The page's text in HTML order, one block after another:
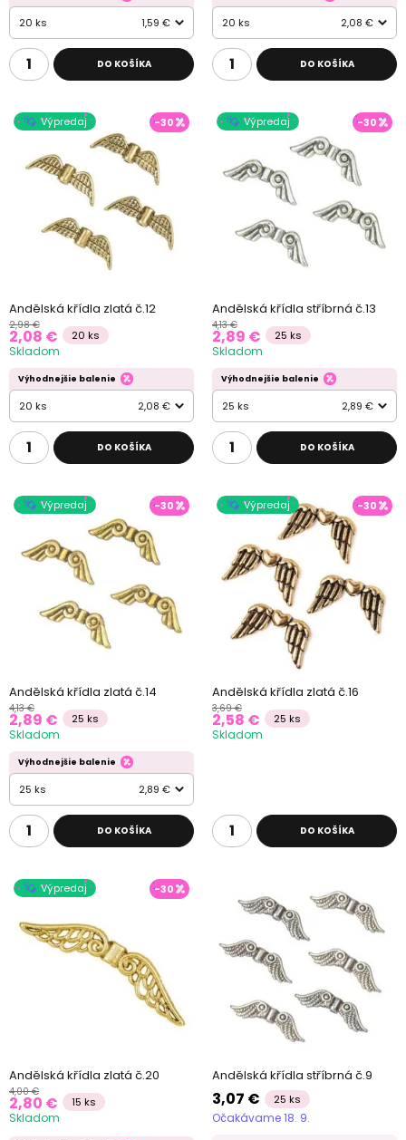
20 ks 1,59 €
DO KOŠÍKA
20 ks 2,08 €
DO KOŠÍKA
Výpredaj -30
Andělská křídla zlatá č.12
2,98 €
2,08 € 20 ks
Skladom
Výhodnejšie balenie
20 ks 2,08 €
DO KOŠÍKA
Výpredaj -30
Andělská křídla stříbrná č.13
4,13 €
2,89 € 25 ks
Skladom
Výhodnejšie balenie
25 ks 2,89 €
DO KOŠÍKA
Výpredaj -30
Andělská křídla zlatá č.14
4,13 €
2,89 € 25 ks
Skladom
Výhodnejšie balenie
25 ks 2,89 €
DO KOŠÍKA
Výpredaj -30
Andělská křídla zlatá č.16
3,69 €
2,58 € 25 ks
Skladom
DO KOŠÍKA
Výpredaj -30
Andělská křídla zlatá č.20
4,00 €
2,80 € 15 ks
Skladom
Andělská křídla stříbrná č.9
3,07 € 25 ks
Očakávame 18. 9.